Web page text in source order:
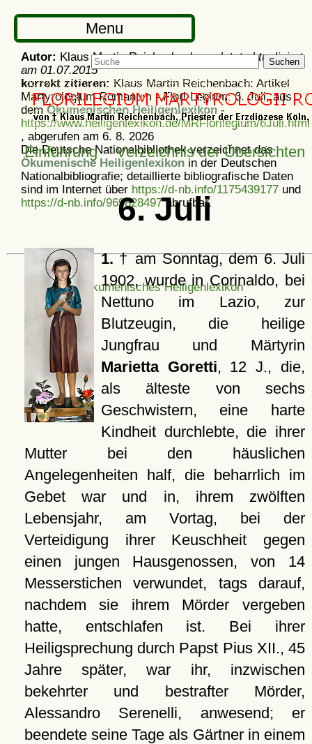
Menu
Suchen
Einführung Verzeichnis der Übersichten
6. Juli
1.† am Sonntag, dem 6. Juli
1902, wurde in Corinaldo, bei
Nettuno im Lazio, zur
Blutzeugin, die heilige
Jungfrau und Märtyrin
Marietta Goretti, 12 J., die,
als älteste von sechs
Geschwistern, eine harte
Kindheit durchlebte, die ihrer
Mutter bei den häuslichen
Angelegenheiten half, die beharrlich im
Gebet war und in, ihrem zwölften
Lebensjahr, am Vortag, bei der
Verteidigung ihrer Keuschheit gegen
einen jungen Hausgenossen, von 14
Messerstichen verwundet, tags darauf,
nachdem sie ihrem Mörder vergeben
hatte, entschlafen ist. Bei ihrer
Heiligsprechung durch Papst Pius XII., 45
Jahre später, war ihr, inzwischen
bekehrter und bestrafter Mörder,
Alessandro Serenelli, anwesend; er
beendete seine Tage als Gärtner in einem
Autor: Klaus Martin Reichenbach -zuletzt aktualisiert
am 01.07.2015
korrekt zitieren:Klaus Martin Reichenbach: Artikel
Martyrologium Romanum - Flori-Legium: 6. Juli, aus
demÖkumenischen Heiligenlexikon-
https://www.heiligenlexikon.de/MRFlorilegium/6Juli.html
, abgerufen am 6. 8. 2026
Die Deutsche Nationalbibliothek verzeichnet das
Ökumenische Heiligenlexikon in der Deutschen
Nationalbibliografie; detaillierte bibliografische Daten
sind im Internet über https://d-nb.info/1175439177 und
https://d-nb.info/969828497abrufbar.
Ökumenisches Heiligenlexikon